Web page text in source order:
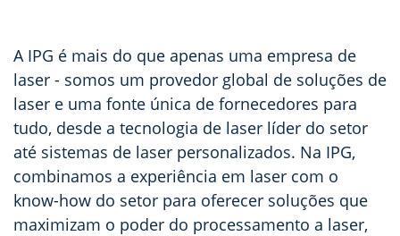
A IPG é mais do que apenas uma empresa de
laser - somos um provedor global de soluções de
laser e uma fonte única de fornecedores para
tudo, desde a tecnologia de laser líder do setor
até sistemas de laser personalizados. Na IPG,
combinamos a experiência em laser com o
know-how do setor para oferecer soluções que
maximizam o poder do processamento a laser,